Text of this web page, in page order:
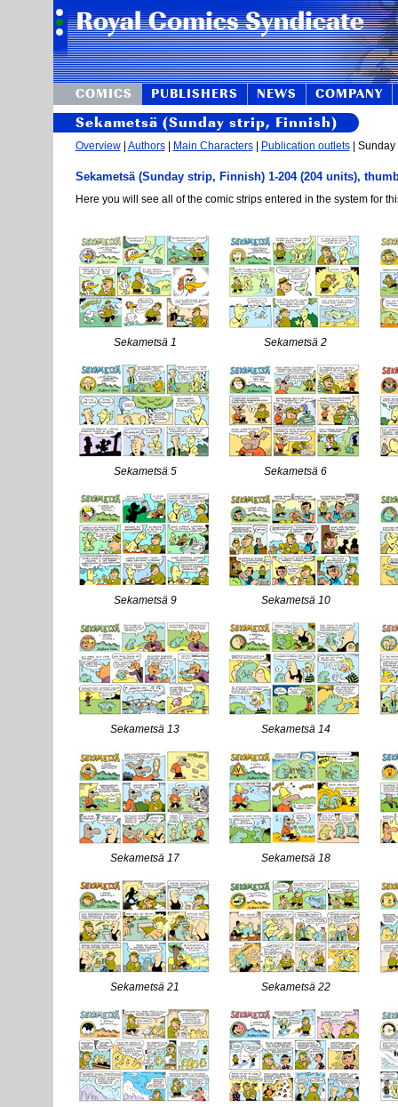
COMICS PUBLISHERS NEWS COMPANY
Sekametsä (Sunday strip, Finnish)
Overview| Authors| Main Characters| Publication outlets| Sunday
Sekametsä (Sunday strip, Finnish) 1-204 (204 units),
Here you will see all of the comic strips entered in the system for
Sekametsä 1 Sekametsä 2
Sekametsä 5 Sekametsä 6
Sekametsä 9 Sekametsä 10
Sekametsä 13 Sekametsä 14
Sekametsä 17 Sekametsä 18
Sekametsä 21 Sekametsä 22